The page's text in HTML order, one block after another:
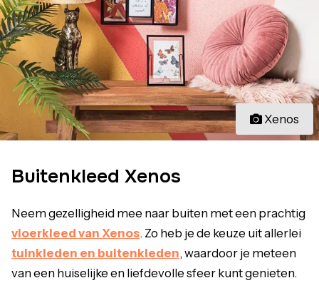
Xenos
Buitenkleed Xenos
Neem gezelligheid mee naar buiten met een prachtig
vloerkleed van Xenos. Zo heb je de keuze uit allerlei
tuinkleden en buitenkleden, waardoor je meteen
van een huiselijke en liefdevolle sfeer kunt genieten.